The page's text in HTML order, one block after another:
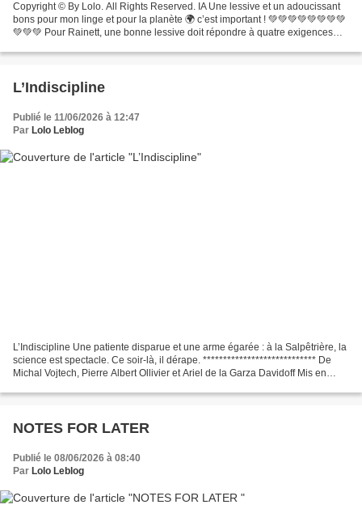
Copyright © By Lolo. All Rights Reserved. IA Une lessive et un adoucissant
bons pour mon linge et pour la planète 🌍 c’est important ! 💚💚💚💚💚💚💚💚
💚💚💚 Pour Rainett, une bonne lessive doit répondre à quatre exigences
L’Indiscipline
Publié le 11/06/2026 à 12:47
Par Lolo Leblog
L’Indiscipline Une patiente disparue et une arme égarée : à la Salpêtrière, la
science est spectacle. Ce soir-là, il dérape. **************************** De
Michal Vojtech, Pierre Albert Ollivier et Ariel de la Garza Davidoff Mis en
NOTES FOR LATER
Publié le 08/06/2026 à 08:40
Par Lolo Leblog